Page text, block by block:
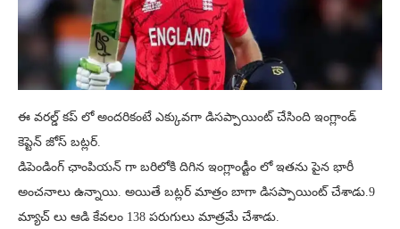
ఈ వరల్డ్ కప్ లో అందరికంటే ఎక్కువగా డిసప్పాయింట్ చేసింది ఇంగ్లాండ్
కెప్టెన్ జోస్ బట్లర్.
డిపెండింగ్ ఛాంపియన్ గా బరిలోకి దిగిన ఇంగ్లాండ్టీం లో ఇతను పైన భారీ
అంచనాలు ఉన్నాయి. అయితే బట్లర్ మాత్రం బాగా డిసప్పాయింట్ చేశాడు.9
మ్యాచ్ లు ఆడి కేవలం 138 పరుగులు మాత్రమే చేశాడు.